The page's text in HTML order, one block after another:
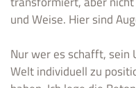
und Weise. Hier sind
Nur wer es schafft, sein
Welt individuell zu